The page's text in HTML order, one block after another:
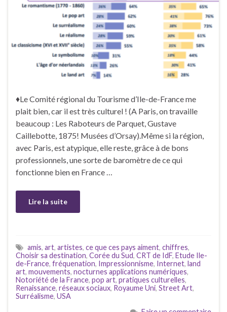
♦Le Comité régional du Tourisme d’Ile-de-France me
plait bien, car il est très culturel ! (A Paris, on travaille
beaucoup : Les Raboteurs de Parquet, Gustave
Caillebotte, 1875! Musées d’Orsay).Même si la région,
avec Paris, est atypique, elle reste, grâce à de bons
professionnels, une sorte de baromètre de ce qui
fonctionne bien en France …
Lire la suite
amis, art, artistes, ce que ces pays aiment, chiffres,
Choisir sa destination, Corée du Sud, CRT de IdF, Etude Ile-
de-France, fréquenation, Impressionnisme, Internet, land
art, mouvements, nocturnes applications numériques,
Notoriété de la France, pop art, pratiques culturelles,
Renaissance, réseaux sociaux, Royaume Uni, Street Art,
Surréalisme, USA